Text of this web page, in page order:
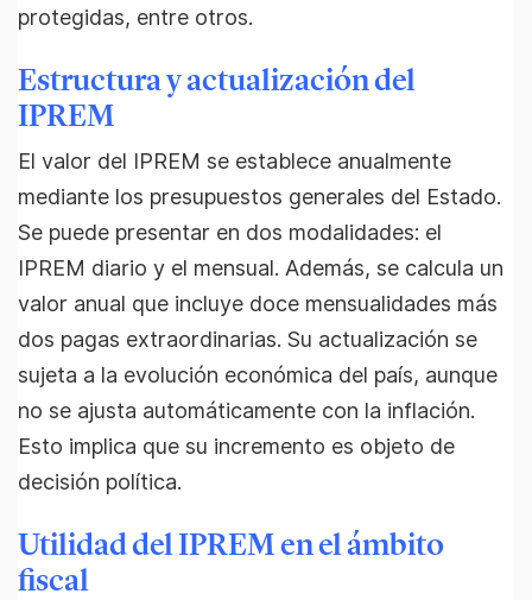
protegidas, entre otros.
Estructura y actualización del
IPREM
El valor del IPREM se establece anualmente
mediante los presupuestos generales del Estado.
Se puede presentar en dos modalidades: el
IPREM diario y el mensual. Además, se calcula un
valor anual que incluye doce mensualidades más
dos pagas extraordinarias. Su actualización se
sujeta a la evolución económica del país, aunque
no se ajusta automáticamente con la inflación.
Esto implica que su incremento es objeto de
decisión política.
Utilidad del IPREM en el ámbito
fiscal